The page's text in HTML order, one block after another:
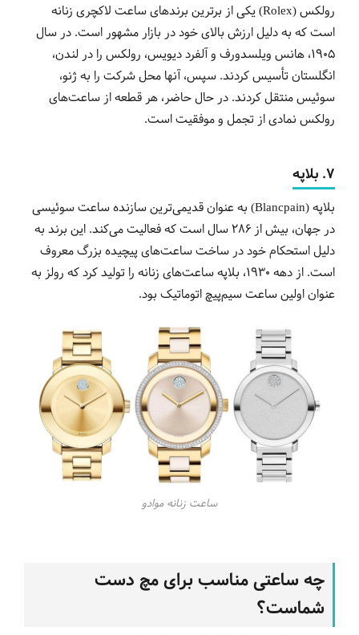
رولکس (Rolex) یکی از برترین برندهای ساعت لاکچری زنانه
است که به دلیل ارزش بالای خود در بازار مشهور است. در سال
1905، هانس ویلسدورف و آلفرد دیویس، رولکس را در لندن،
انگلستان تأسیس کردند. سپس، آنها محل شرکت را به ژنو،
سوئیس منتقل کردند. در حال حاضر، هر قطعه از ساعت‌های
رولکس نمادی از تجمل و موفقیت است.
7. بلاپه
بلاپه (Blancpain) به عنوان قدیمی‌ترین سازنده ساعت سوئیسی
در جهان، بیش از 286 سال است که فعالیت می‌کند. این برند به
دلیل استحکام خود در ساخت ساعت‌های پیچیده بزرگ معروف
است. از دهه 1930، بلاپه ساعت‌های زنانه را تولید کرد که رولز به
عنوان اولین ساعت سیم‌پیچ اتوماتیک بود.
ساعت زنانه موادو
چه ساعتی مناسب برای مچ دست
شماست؟